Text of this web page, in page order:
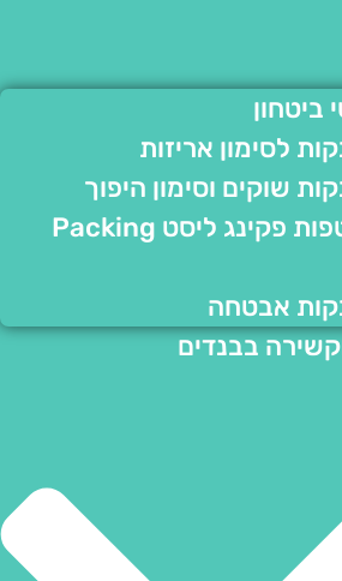
לסימון אריזות
שוקים וסימון היפוך
מעטפות פקינג ליסט Packing
אבטחה
בבנדים